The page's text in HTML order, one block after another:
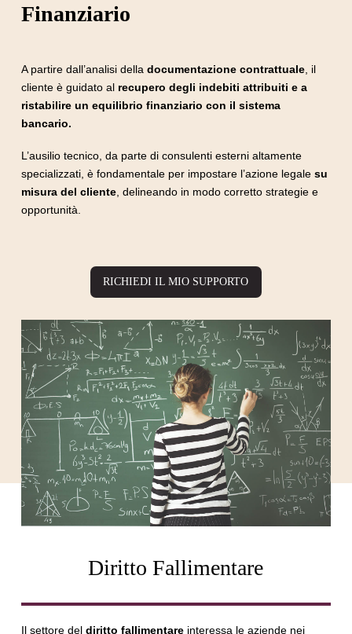
Finanziario
A partire dall’analisi della documentazione contrattuale, il
cliente è guidato al recupero degli indebiti attribuiti e a
ristabilire un equilibrio finanziario con il sistema
bancario.
L’ausilio tecnico, da parte di consulenti esterni altamente
specializzati, è fondamentale per impostare l’azione legale su
misura del cliente, delineando in modo corretto strategie e
opportunità.
RICHIEDI IL MIO SUPPORTO
Diritto Fallimentare
Il settore del diritto fallimentareinteressa le aziende nei